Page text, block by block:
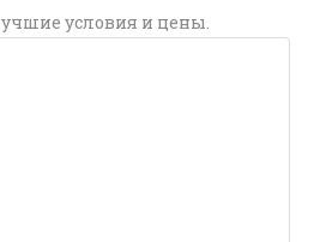
условия и цены.